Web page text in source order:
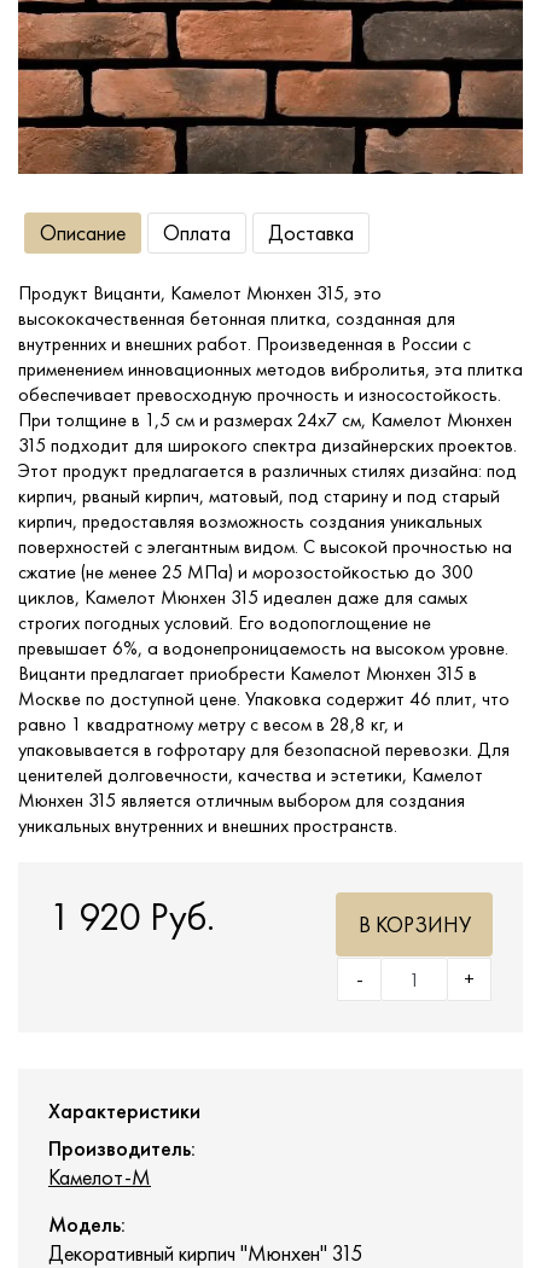
Сопутствующие товары
О компании
Услуги
Оплата
Портфолио
Доставка
Контакты
Описание Оплата Доставка
Продукт Вицанти, Камелот Мюнхен 315, это
высококачественная бетонная плитка, созданная для
внутренних и внешних работ. Произведенная в России с
применением инновационных методов вибролитья, эта плитка
обеспечивает превосходную прочность и износостойкость.
При толщине в 1,5 см и размерах 24x7 см, Камелот Мюнхен
315 подходит для широкого спектра дизайнерских проектов.
Этот продукт предлагается в различных стилях дизайна: под
кирпич, рваный кирпич, матовый, под старину и под старый
кирпич, предоставляя возможность создания уникальных
поверхностей с элегантным видом. С высокой прочностью на
сжатие (не менее 25 МПа) и морозостойкостью до 300
циклов, Камелот Мюнхен 315 идеален даже для самых
строгих погодных условий. Его водопоглощение не
превышает 6%, а водонепроницаемость на высоком уровне.
Вицанти предлагает приобрести Камелот Мюнхен 315 в
Москве по доступной цене. Упаковка содержит 46 плит, что
равно 1 квадратному метру с весом в 28,8 кг, и
упаковывается в гофротару для безопасной перевозки. Для
ценителей долговечности, качества и эстетики, Камелот
Мюнхен 315 является отличным выбором для создания
уникальных внутренних и внешних пространств.
1 920 Руб.
+
-
В КОРЗИНУ
Характеристики
Производитель:
Камелот-М
Модель:
Декоративный кирпич "Мюнхен" 315